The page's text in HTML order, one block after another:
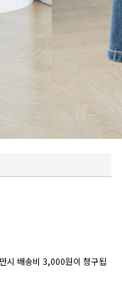
시 배송비 3,000원이 청구됩